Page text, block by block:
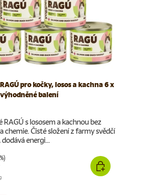
pro kočky, losos a kachna 6 x
balení
RAGÚ s lososem a kachnou bez
chemie. Čisté složení z farmy svědčí
energi...